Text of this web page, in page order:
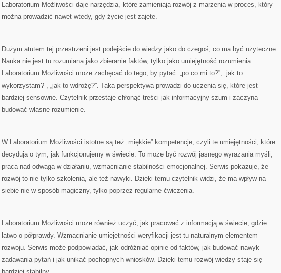
Laboratorium Możliwości daje narzędzia, które zamieniają rozwój z marzenia w proces, który
można prowadzić nawet wtedy, gdy życie jest zajęte.
Dużym atutem tej przestrzeni jest podejście do wiedzy jako do czegoś, co ma być użyteczne.
Nauka nie jest tu rozumiana jako zbieranie faktów, tylko jako umiejętność rozumienia.
Laboratorium Możliwości może zachęcać do tego, by pytać: „po co mi to?”, „jak to
wykorzystam?”, „jak to wdrożę?”. Taka perspektywa prowadzi do uczenia się, które jest
bardziej sensowne. Czytelnik przestaje chłonąć treści jak informacyjny szum i zaczyna
budować własne rozumienie.
W Laboratorium Możliwości istotne są też „miękkie” kompetencje, czyli te umiejętności, które
decydują o tym, jak funkcjonujemy w świecie. To może być rozwój jasnego wyrażania myśli,
praca nad odwagą w działaniu, wzmacnianie stabilności emocjonalnej. Serwis pokazuje, że
rozwój to nie tylko szkolenia, ale też nawyki. Dzięki temu czytelnik widzi, że ma wpływ na
siebie nie w sposób magiczny, tylko poprzez regularne ćwiczenia.
Laboratorium Możliwości może również uczyć, jak pracować z informacją w świecie, gdzie
łatwo o półprawdy. Wzmacnianie umiejętności weryfikacji jest tu naturalnym elementem
rozwoju. Serwis może podpowiadać, jak odróżniać opinie od faktów, jak budować nawyk
zadawania pytań i jak unikać pochopnych wniosków. Dzięki temu rozwój wiedzy staje się